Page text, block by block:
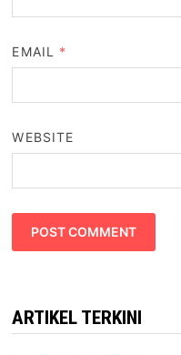
EMAIL *
WEBSITE
ARTIKEL TERKINI